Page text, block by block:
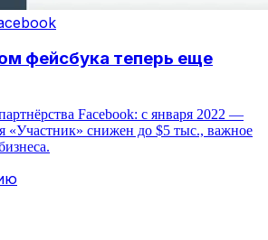
фейсбука теперь еще
Facebook: с января 2022 —
«Участник» снижен до $5 тыс., важное